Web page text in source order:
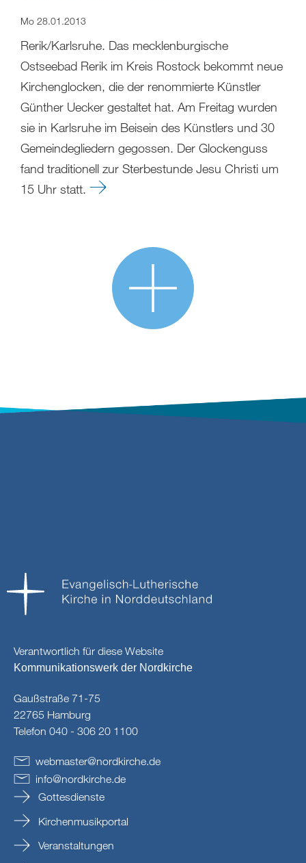
Mo 28.01.2013
Rerik/Karlsruhe. Das mecklenburgische
Ostseebad Rerik im Kreis Rostock bekommt neue
Kirchenglocken, die der renommierte Künstler
Günther Uecker gestaltet hat. Am Freitag wurden
sie in Karlsruhe im Beisein des Künstlers und 30
Gemeindegliedern gegossen. Der Glockenguss
fand traditionell zur Sterbestunde Jesu Christi um
15 Uhr statt.
Verantwortlich für diese Website
Kommunikationswerk der Nordkirche
Gaußstraße 71-75
22765 Hamburg
Telefon 040 - 306 20 1100
webmaster@nordkirche.de
info@nordkirche.de
Gottesdienste
Kirchenmusikportal
Veranstaltungen